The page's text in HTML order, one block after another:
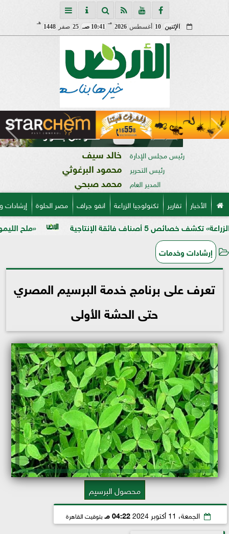
الإثنين 10 أغسطس 2026
مـ
10:41 صـ 25 صفر 1448
هـ
رئيس مجلس الإدارة خالد سيف
رئيس التحرير محمود البرغوثي
المدير العام محمد صبحي
الأخبار تقارير تكنولوجيا الزراعة انفو جراف مصر الحلوة
«ملح الليمون».. خبير الإنتاجية
إرشادات وخدمات
تعرف على برنامج خدمة البرسيم المصري
حتى الحشة الأولى
محصول البرسيم
الجمعة، 11 أكتوبر 2024 04:22 مـ بتوقيت القاهرة